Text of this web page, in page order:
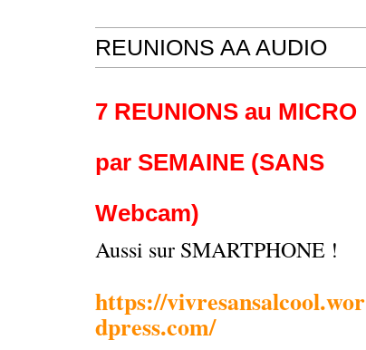
REUNIONS AA AUDIO
7 REUNIONS au MICRO
par SEMAINE (SANS
Webcam)
Aussi sur SMARTPHONE !
https://vivresansalcool.wor
dpress.com/